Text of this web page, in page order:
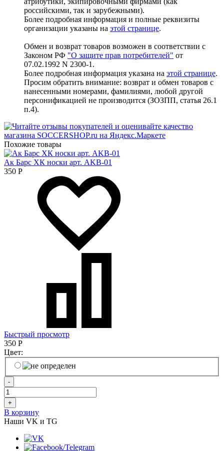
российскими, так и зарубежными).
Более подробная информация и полные реквизиты
организации указаны на этой странице.
Обмен и возврат товаров возможен в соответствии с
Законом РФ "О защите прав потребителей" от
07.02.1992 N 2300-1.
Более подробная информация указана на этой странице.
Просим обратить внимание: возврат и обмен товаров с
нанесенными номерами, фамилиями, любой другой
персонификацией не производится (ЗОЗПП, статья 26.1
п.4).
Похожие товары
Ак Барс ХК носки арт. AKB-01
350 Р
Быстрый просмотр
350 Р
Цвет:
-
+
В корзину
Наши VK и TG